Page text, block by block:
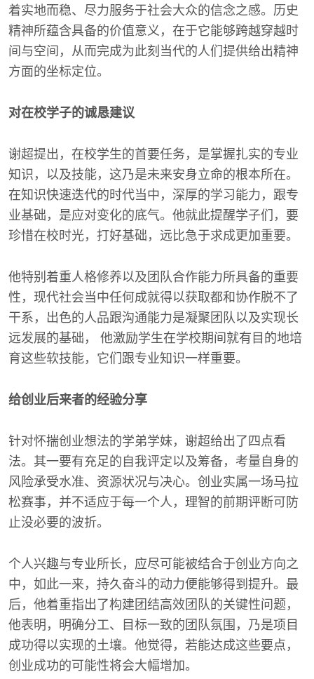
着实地而稳、尽力服务于社会大众的信念之感。历史
精神所蕴含具备的价值意义，在于它能够跨越穿越时
间与空间，从而完成为此刻当代的人们提供给出精神
方面的坐标定位。
对在校学子的诚恳建议
谢超提出，在校学生的首要任务，是掌握扎实的专业
知识，以及技能，这乃是未来安身立命的根本所在。
在知识快速迭代的时代当中，深厚的学习能力，跟专
业基础，是应对变化的底气。他就此提醒学子们，要
珍惜在校时光，打好基础，远比急于求成更加重要。
他特别着重人格修养以及团队合作能力所具备的重要
性，现代社会当中任何成就得以获取都和协作脱不了
干系，出色的人品跟沟通能力是凝聚团队以及实现长
远发展的基础， 他激励学生在学校期间就有目的地培
育这些软技能，它们跟专业知识一样重要。
给创业后来者的经验分享
针对怀揣创业想法的学弟学妹，谢超给出了四点看
法。其一要有充足的自我评定以及筹备，考量自身的
风险承受水准、资源状况与决心。创业实属一场马拉
松赛事，并不适应于每一个人，理智的前期评断可防
止没必要的波折。
个人兴趣与专业所长，应尽可能被结合于创业方向之
中，如此一来，持久奋斗的动力便能够得到提升。最
后，他着重指出了构建团结高效团队的关键性问题，
他表明，明确分工、目标一致的团队氛围，乃是项目
成功得以实现的土壤。他觉得，若能达成这些要点，
创业成功的可能性将会大幅增加。